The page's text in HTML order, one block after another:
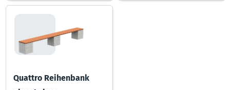
Quattro Reihenbank